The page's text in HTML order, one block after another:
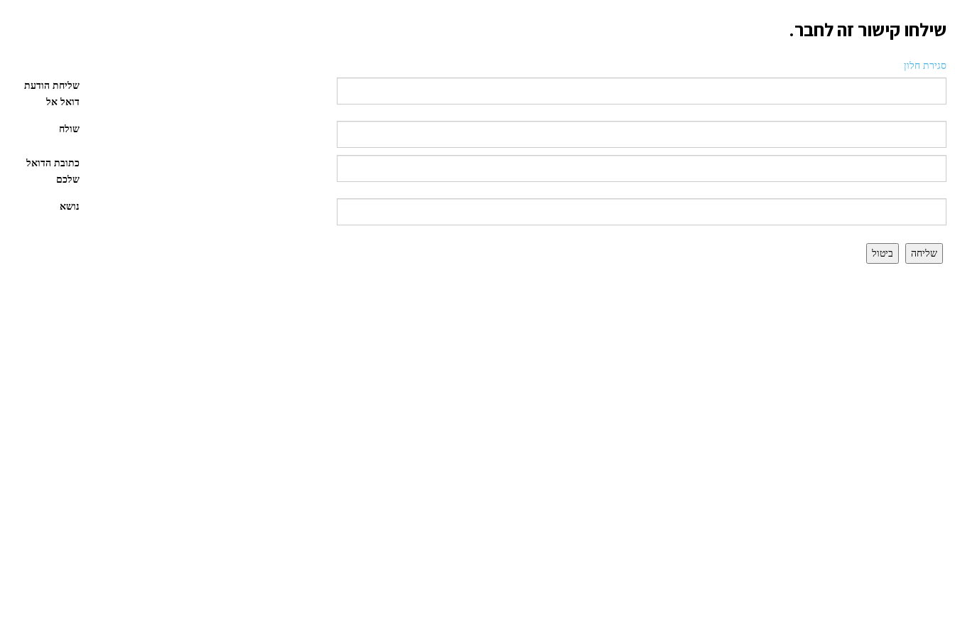
שילחו קישור זה לחבר.
סגירת חלון
שליחת הודעת
דואל אל
שולח
כתובת הדואל
שלכם
נושא
שליחה ביטול